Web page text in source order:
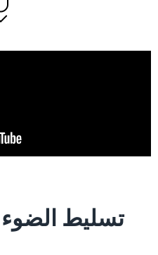
تسليط